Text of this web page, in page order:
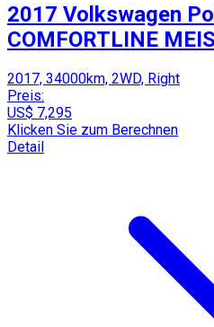
2017 Volkswagen
COMFORTLINE
2017, 34000km, 2WD, Right
Preis:
US$ 7,295
Klicken Sie zum Berechnen
Detail